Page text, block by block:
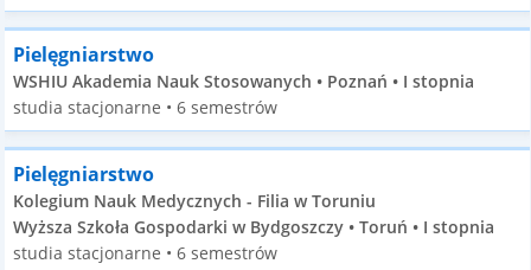
Pielęgniarstwo
WSHIU Akademia Nauk Stosowanych • Poznań • I stopnia
studia stacjonarne • 6 semestrów
Pielęgniarstwo
Kolegium Nauk Medycznych - Filia w Toruniu
Wyższa Szkoła Gospodarki w Bydgoszczy • Toruń • I stopnia
studia stacjonarne • 6 semestrów